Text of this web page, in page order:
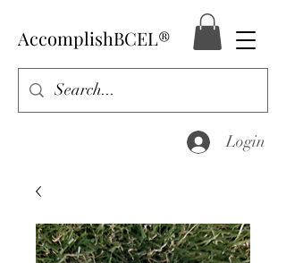
AccomplishBCEL®
Login